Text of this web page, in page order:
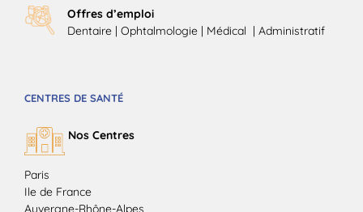
Offres d’emploi
Dentaire | Ophtalmologie | Médical | Administratif
CENTRES DE SANTÉ
Nos Centres
Paris
Ile de France
Auvergne-Rhône-Alpes